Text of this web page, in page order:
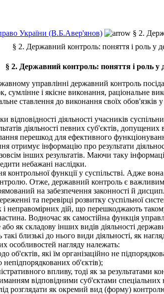
України (В.Б.Авер'янов)
§ 2.
§ 2. Державний контроль: поняття і роль у
§ 2. Державний контроль: поняття і роль у
управлінні державний контроль
сумлінне і якісне виконання,
ставлення до виконання своїх обов'язків
відповідності діяльності учасників
діяльності певних суб'єктів,
перешкод для ефективного
отримує інформацію про результати
інших результатів. Маючи таку
небажані наслідки.
контрольної функції у суспільстві. Адже
Отже, державний контроль є
на забезпечення законності й
та перевірці розвитку суспільної
неправомірних дій, що перешкоджають
Водночас як самостійна функція
як складову інших видів діяльності
близькі до нього види діяльності, як
особливостей нагляду належать:
які їм організаційно не
об'єктів);
впливу, тоді як за результатами
відповідними суб'єктами
розглядати як окремий вид (форму)